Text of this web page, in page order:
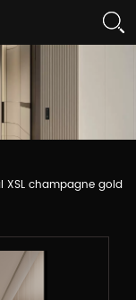
XSL champagne gold